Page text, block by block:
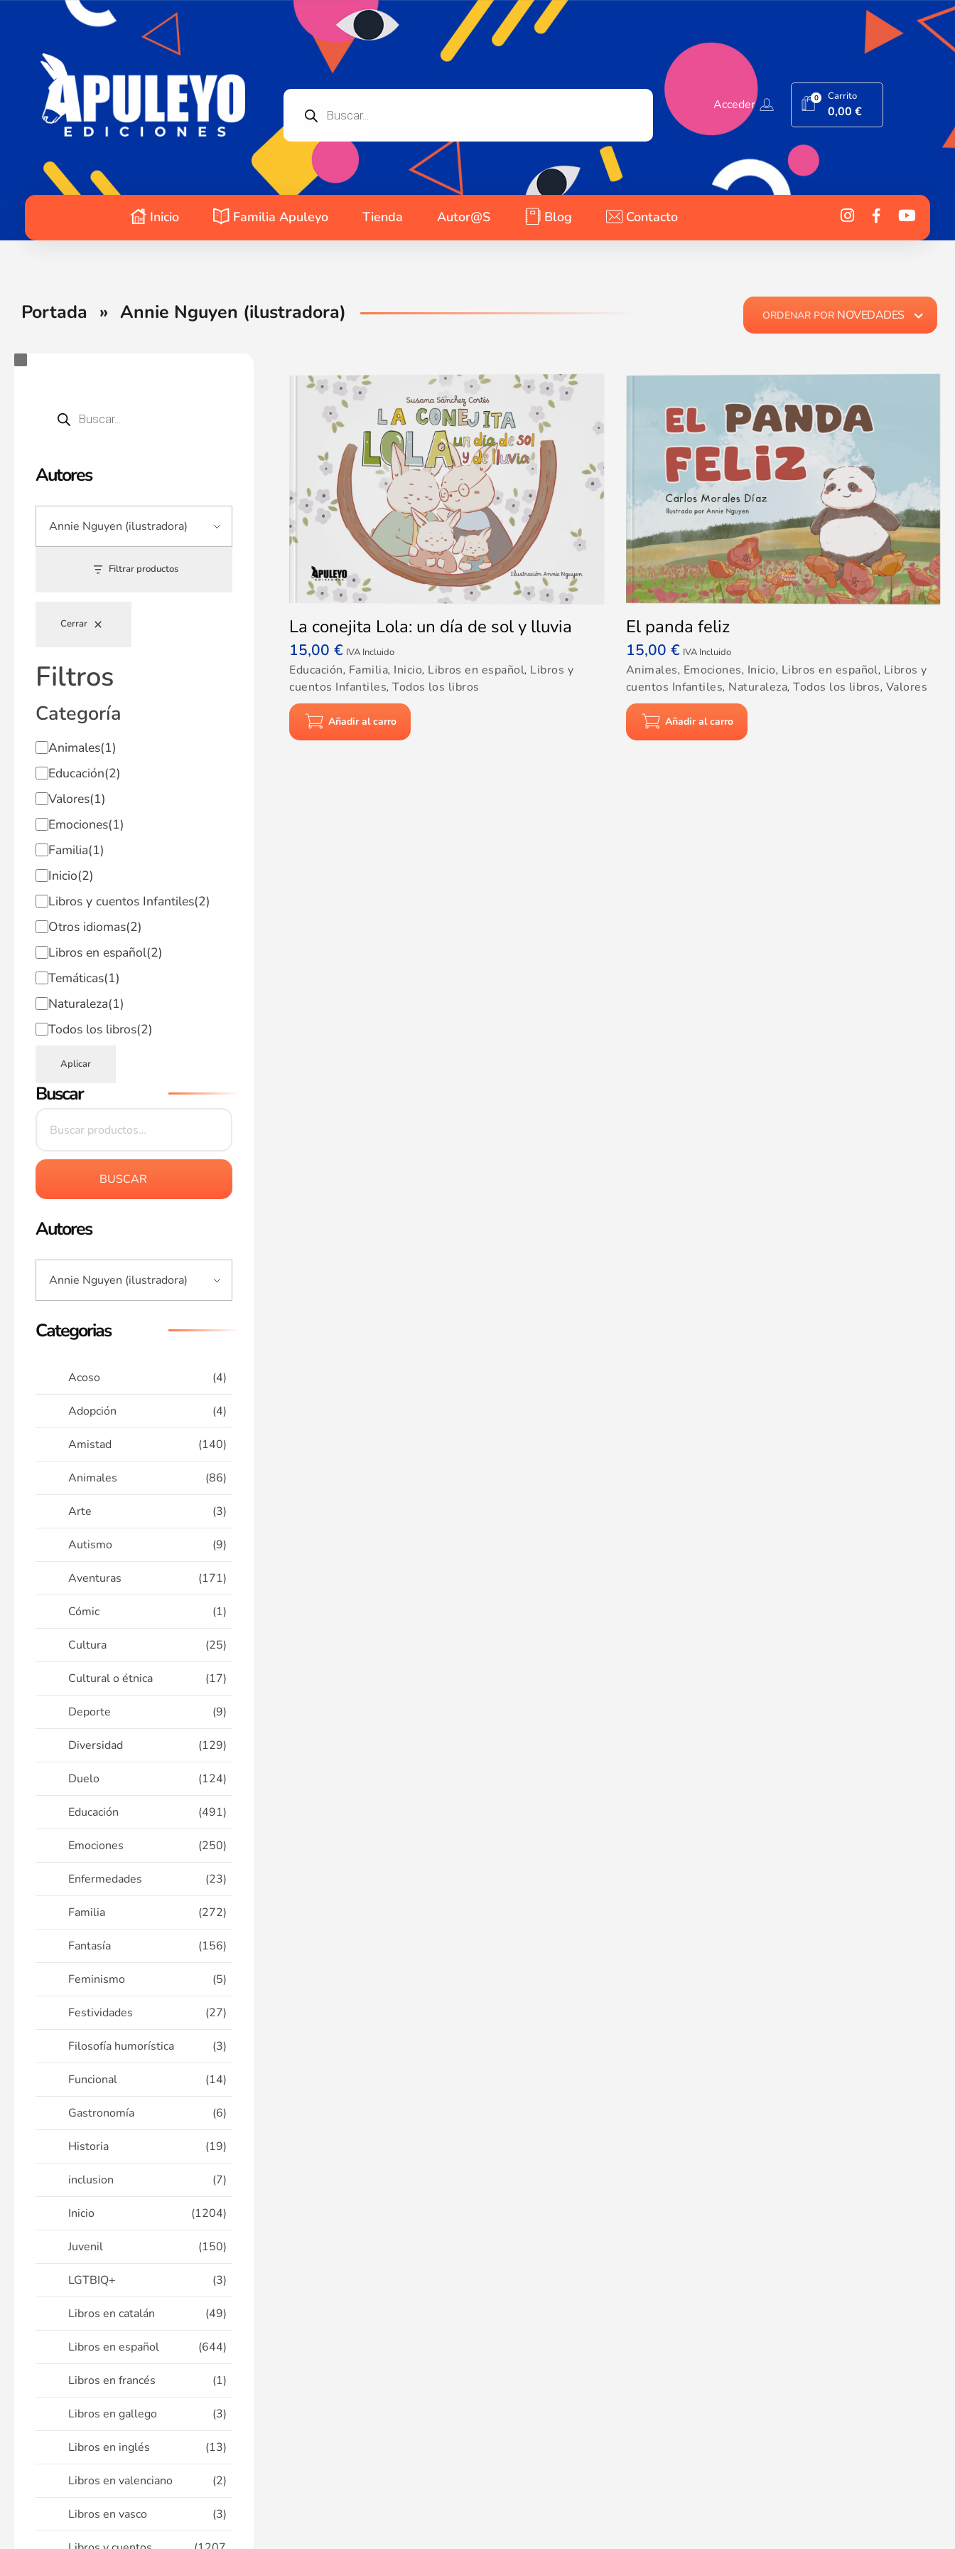
Acceder 0 Carrito
0,00€
Inicio Familia Apuleyo Tienda Autor@s Blog Contacto
Portada » Annie Nguyen (ilustradora)
Autores
Filtrar productos
Cerrar
Filtros
Categoría
Animales(1)
Educación(2)
Valores(1)
Emociones(1)
Familia(1)
Inicio(2)
Libros y cuentos Infantiles(2)
Otros idiomas(2)
Libros en español(2)
Temáticas(1)
Naturaleza(1)
Todos los libros(2)
Aplicar
Buscar
BUSCAR
Autores
Categorias
Acoso (4)
Adopción (4)
Amistad (140)
Animales (86)
Arte (3)
Autismo (9)
Aventuras (171)
Cómic (1)
Cultura (25)
Cultural o étnica (17)
Deporte (9)
Diversidad (129)
Duelo (124)
Educación (491)
Emociones (250)
Enfermedades (23)
Familia (272)
Fantasía (156)
Feminismo (5)
Festividades (27)
Filosofía humorística (3)
Funcional (14)
Gastronomía (6)
Historia (19)
inclusion (7)
Inicio (1204)
Juvenil (150)
LGTBIQ+ (3)
Libros en catalán (49)
Libros en español (644)
Libros en francés (1)
Libros en gallego (3)
Libros en inglés (13)
Libros en valenciano (2)
Libros en vasco (3)
ORDENAR POR NOVEDADES
La conejita Lola: un día de sol y lluvia
15,00€ IVA Incluido
Educación, Familia, Inicio, Libros en español, Libros y
cuentos Infantiles,Todos los libros
Añadir al carro
El panda feliz
15,00 € IVA Incluido
Animales, Emociones, Inicio, Libros en español, Libros y
cuentos Infantiles, Naturaleza,Todos los libros, Valores
Añadir al carro